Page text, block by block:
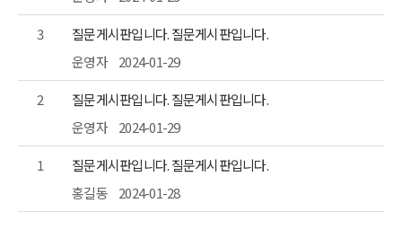
3
질문게시판입니다. 질문게시판입니다.
운영자
2024-01-29
2
질문게시판입니다. 질문게시판입니다.
운영자
2024-01-29
1
질문게시판입니다. 질문게시판입니다.
홍길동
2024-01-28